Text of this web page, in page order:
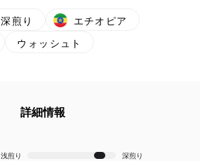
深煎り
エチオピア
ウォッシュト
詳細情報
浅煎り 深煎り